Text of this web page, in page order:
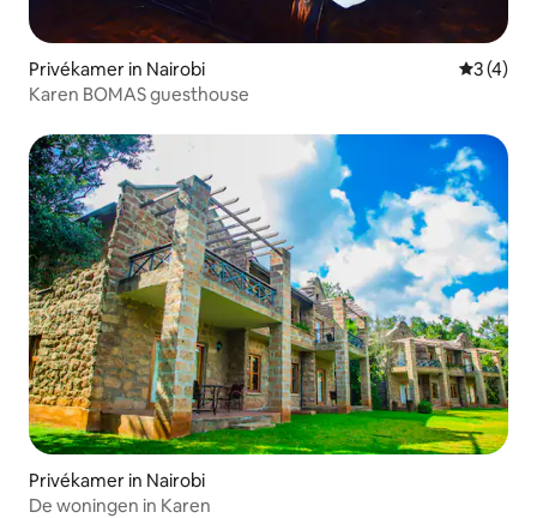
Privékamer in Nairobi
3 (4)
Karen BOMAS guesthouse
Privékamer in Nairobi
De woningen in Karen